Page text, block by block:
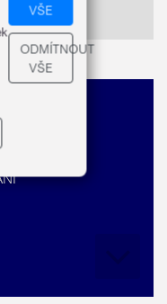
VŠE
ODMÍTNOUT
VŠE